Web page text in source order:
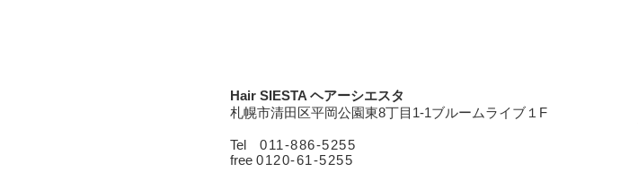
Hair SIESTA ヘアーシエスタ
札幌市清田区平岡公園東8丁目1-1ブルームライブ１F
Tel 011-886-5255
free 0120-61-5255